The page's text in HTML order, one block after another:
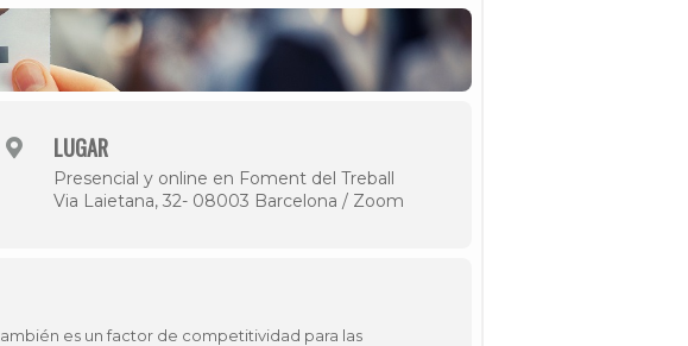
LUGAR
Presencial y online en Foment del Treball
Via Laietana, 32- 08003 Barcelona / Zoom
es un factor de competitividad para las